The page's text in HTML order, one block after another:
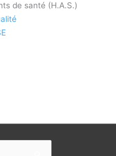
de santé (H.A.S.)